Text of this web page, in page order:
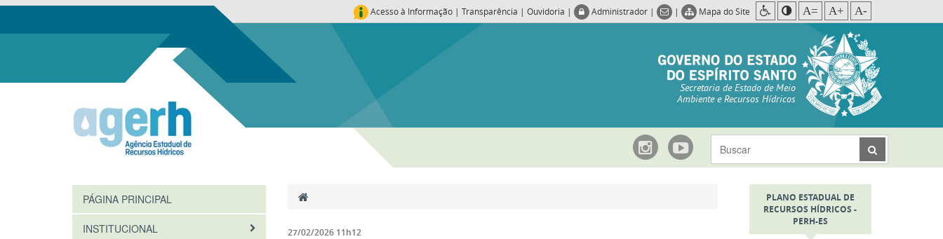
Acesso à Informação | Transparência | Ouvidoria | Administrador | | Mapa do Site A= A+ A-
Secretaria de Estado de Meio
Ambiente e Recursos Hídricos
PÁGINA PRINCIPAL
INSTITUCIONAL 27/02/2026 11h12
PLANO ESTADUAL DE
RECURSOS HÍDRICOS -
PERH-ES